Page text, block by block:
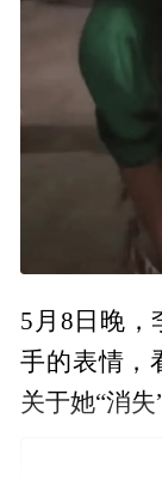
5月8日晚，
手的表情，
关于她“消失